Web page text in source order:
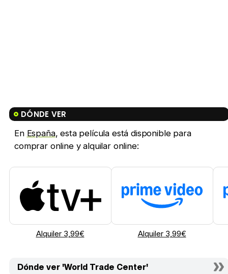
DÓNDE VER
En España, esta película está disponible para
comprar online y alquilar online:
Alquiler 3,99€ Alquiler 3,99€
Dónde ver 'World Trade Center'